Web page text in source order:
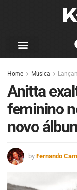
Home Música
Anitta
feminino
novo
by Fernando